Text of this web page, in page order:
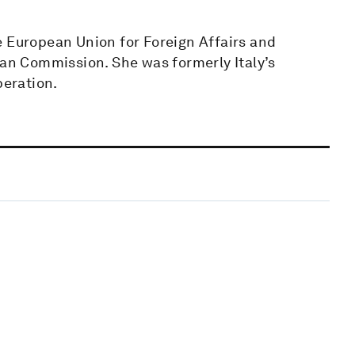
Union for Foreign Affairs and
Commission. She was formerly Italy’s